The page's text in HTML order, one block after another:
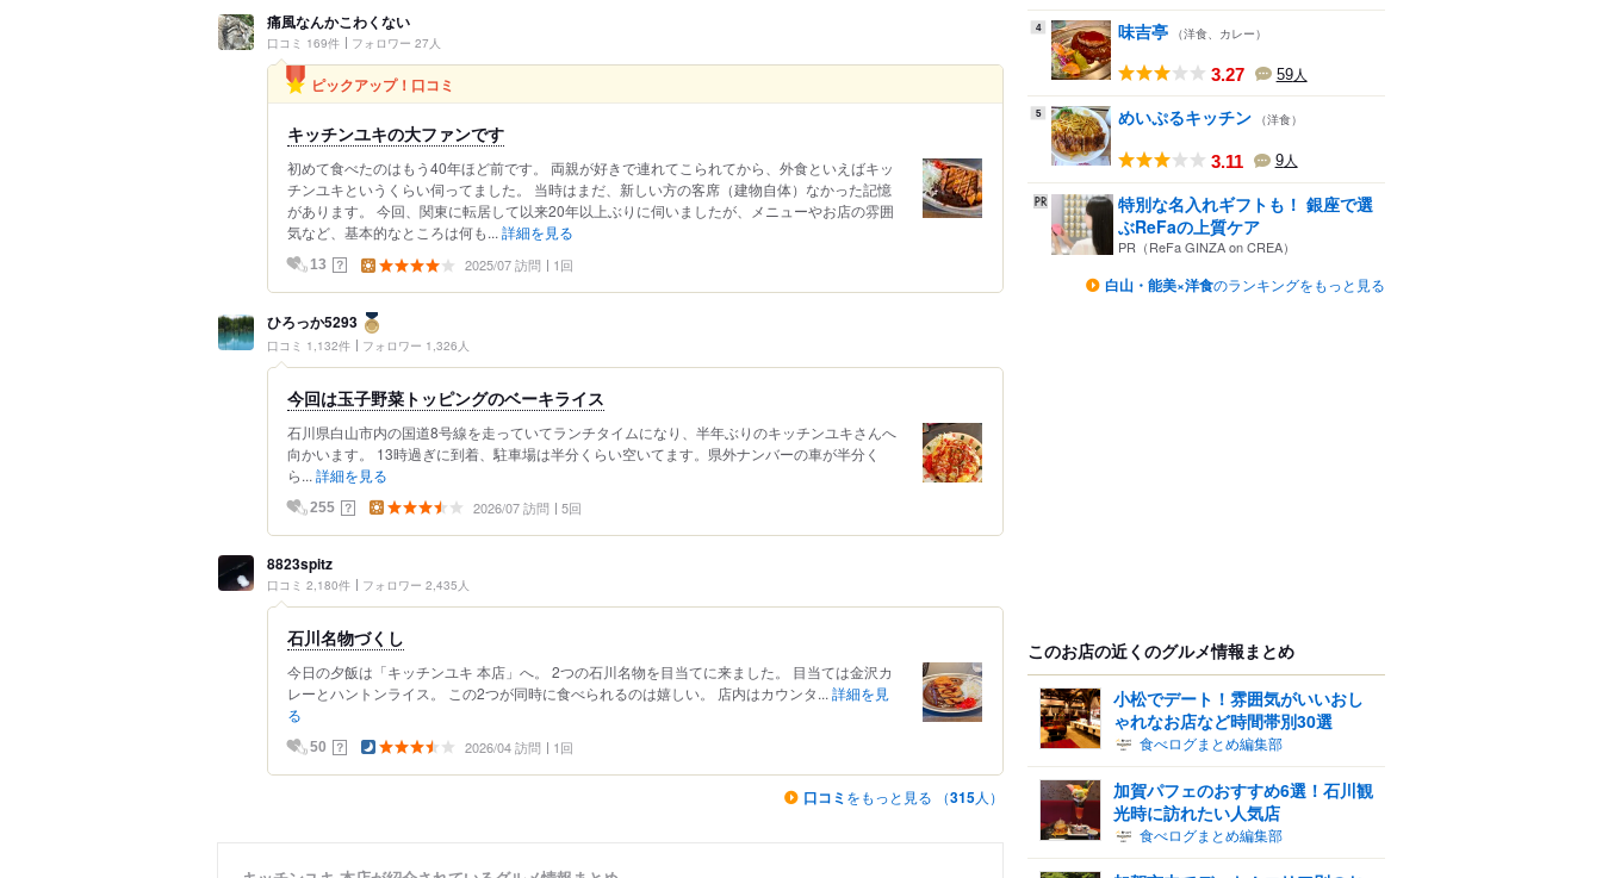
痛風なんかこわくない
口コミ 169件 フォロワー 27人
ピックアップ！口コミ
キッチンユキの大ファンです
初めて食べたのはもう40年ほど前です。 両親が好きで連れてこられてから、外食といえばキッ
チンユキというくらい伺ってました。 当時はまだ、新しい方の客席（建物自体）なかった記憶
があります。 今回、関東に転居して以来20年以上ぶりに伺いましたが、メニューやお店の雰囲
気など、基本的なところは何も... 詳細を見る
13 ？ 2025/07 訪問 1回
ひろっか5293
口コミ 1,132件 フォロワー 1,326人
今回は玉子野菜トッピングのベーキライス
石川県白山市内の国道8号線を走っていてランチタイムになり、半年ぶりのキッチンユキさんへ
向かいます。 13時過ぎに到着、駐車場は半分くらい空いてます。県外ナンバーの車が半分く
ら... 詳細を見る
255 ？ 2026/07 訪問 5回
8823spitz
口コミ 2,180件 フォロワー 2,435人
石川名物づくし
今日の夕飯は「キッチンユキ 本店」へ。 2つの石川名物を目当てに来ました。 目当ては金沢カ
レーとハントンライス。 この2つが同時に食べられるのは嬉しい。 店内はカウンタ... 詳細を見
る
50 ？ 2026/04 訪問 1回
口コミ をもっと見る （315人）
4 味吉亭 （洋食、カレー）
3.27 59人
5 めいぷるキッチン （洋食）
3.11 9人
特別な名入れギフトも！ 銀座で選
ぶReFaの上質ケア
PR（ReFa GINZA on CREA）
白山・能美×洋食のランキングをもっと見る
このお店の近くのグルメ情報まとめ
小松でデート！雰囲気がいいおし
ゃれなお店など時間帯別30選
食べログまとめ編集部
加賀パフェのおすすめ6選！石川観
光時に訪れたい人気店
食べログまとめ編集部